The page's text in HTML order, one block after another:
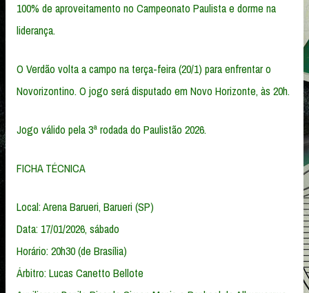
100% de aproveitamento no Campeonato Paulista e dorme na
liderança.
O Verdão volta a campo na terça-feira (20/1) para enfrentar o
Novorizontino. O jogo será disputado em Novo Horizonte, às 20h.
Jogo válido pela 3ª rodada do Paulistão 2026.
FICHA TÉCNICA
Local: Arena Barueri, Barueri (SP)
Data: 17/01/2026, sábado
Horário: 20h30 (de Brasília)
Árbitro: Lucas Canetto Bellote